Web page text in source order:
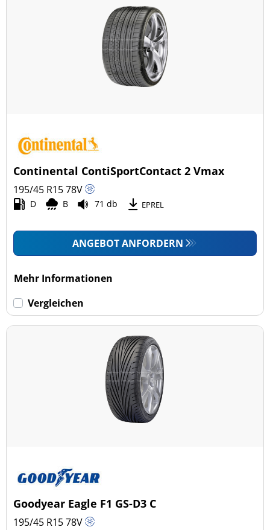
Ganzjahresreifen (0)
Pkw (10)
Transporter (0)
Wohnmobil (0)
Keine Run-flat (10)
Continental ContiSportContact 2 Vmax
195/45 R1578V
D B 71 db EPREL
ANGEBOT ANFORDERN
Mehr Informationen
Vergleichen
Goodyear Eagle F1 GS-D3 C
195/45 R1578V